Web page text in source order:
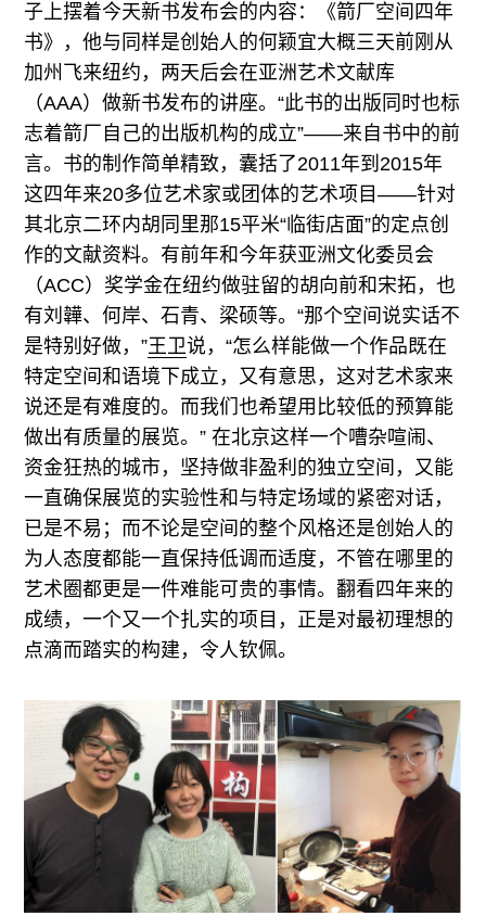
子上摆着今天新书发布会的内容：《箭厂空间四年
书》，他与同样是创始人的何颖宜大概三天前刚从
加州飞来纽约，两天后会在亚洲艺术文献库
（AAA）做新书发布的讲座。“此书的出版同时也标
志着箭厂自己的出版机构的成立”——来自书中的前
言。书的制作简单精致，囊括了2011年到2015年
这四年来20多位艺术家或团体的艺术项目——针对
其北京二环内胡同里那15平米“临街店面”的定点创
作的文献资料。有前年和今年获亚洲文化委员会
（ACC）奖学金在纽约做驻留的胡向前和宋拓，也
有刘韡、何岸、石青、梁硕等。“那个空间说实话不
是特别好做，”王卫说，“怎么样能做一个作品既在
特定空间和语境下成立，又有意思，这对艺术家来
说还是有难度的。而我们也希望用比较低的预算能
做出有质量的展览。” 在北京这样一个嘈杂喧闹、
资金狂热的城市，坚持做非盈利的独立空间，又能
一直确保展览的实验性和与特定场域的紧密对话，
已是不易；而不论是空间的整个风格还是创始人的
为人态度都能一直保持低调而适度，不管在哪里的
艺术圈都更是一件难能可贵的事情。翻看四年来的
成绩，一个又一个扎实的项目，正是对最初理想的
点滴而踏实的构建，令人钦佩。